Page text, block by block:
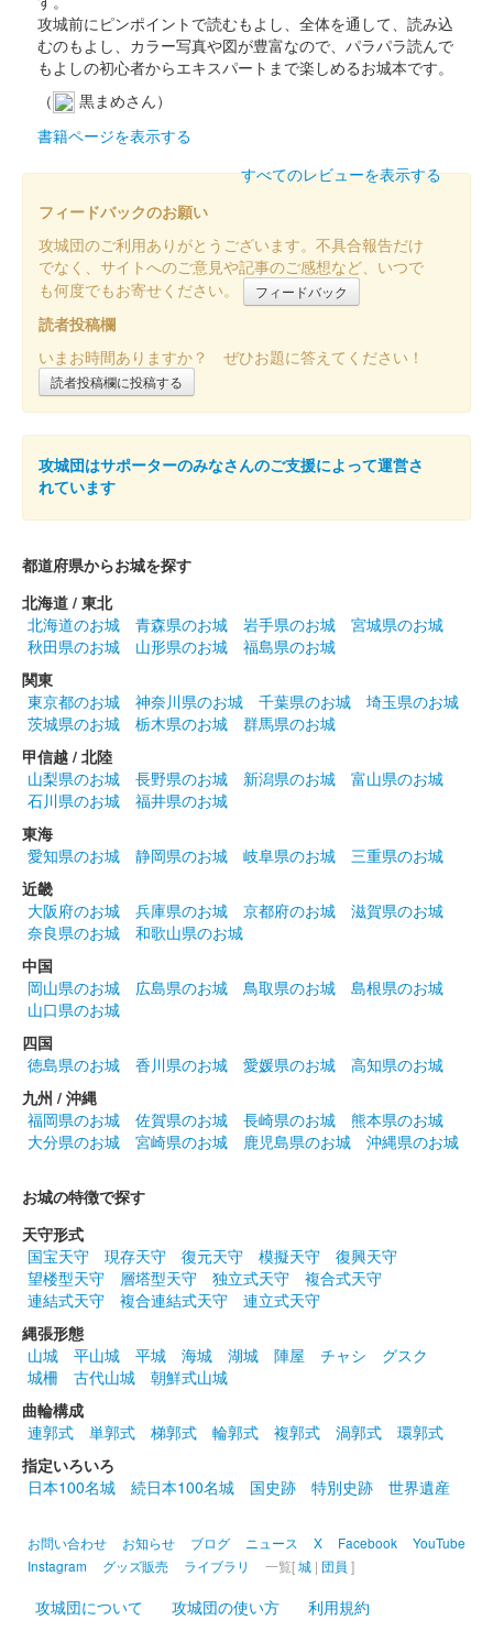
厩橋城（前橋城） 御城印 龍虎獅子争奪 北条
氏康公
2025年6月7、8日に開催された「群馬戦国御城印サミット
2025」にて販売。サミット終了後は前橋百貨にて販売。
前橋城 御城印 令和七年夏限定版
前橋城 御城印 前橋市立前橋高等学校書道部直書き版
販売終了
2025年6月7、8日に開催された「群馬戦国御城印サミット
2025」の前橋市立高等学校書道部のブースにて販売された御城
印。100枚限定
前橋城 御城印
販売終了
50枚限定
前橋城 御城印 前橋百貨リニューアルオープン記念限
定版 銀
販売終了
50枚限定
前橋城 御城印
前橋城 御城印 春限定城イラスト版
前橋城 御城印 春限定結城秀康版
前橋城 御城印
前橋城 御城印 ブックマンズアカデミー前橋店限定版
前橋城 御城印
販売終了
2024年12月21、22日に開催されたお城EXPO2024のいわつき武
者の倉〜関東友城集結の陣〜のブースにて販売された御城印。50
枚限定
厩橋城（前橋城） 御城印
お城EXPO 2024限
定版
販売終了
攻城前にピンポイントで読むもよし、全体を通して、読み込
むのもよし、カラー写真や図が豊富なので、パラパラ読んで
もよしの初心者からエキスパートまで楽しめるお城本です。
（
黒まめさん）
書籍ページを表示する
すべてのレビューを表示する
フィードバックのお願い
攻城団のご利用ありがとうございます。不具合報告だけ
でなく、サイトへのご意見や記事のご感想など、いつで
も何度でもお寄せください。
フィードバック
読者投稿欄
いまお時間ありますか？ ぜひお題に答えてください！
読者投稿欄に投稿する
攻城団はサポーターのみなさんのご支援によって運営さ
れています
都道府県からお城を探す
北海道 / 東北
北海道のお城
青森県のお城 岩手県のお城
宮城県のお城
秋田県のお城
山形県のお城
福島県のお城
関東
東京都のお城
神奈川県のお城 千葉県のお城
埼玉県のお城
茨城県のお城
栃木県のお城
群馬県のお城
甲信越 / 北陸
山梨県のお城
長野県のお城 新潟県のお城
富山県のお城
石川県のお城
福井県のお城
東海
愛知県のお城
静岡県のお城 岐阜県のお城
三重県のお城
近畿
大阪府のお城
兵庫県のお城 京都府のお城
滋賀県のお城
奈良県のお城
和歌山県のお城
中国
岡山県のお城
広島県のお城 鳥取県のお城
島根県のお城
山口県のお城
四国
徳島県のお城
香川県のお城 愛媛県のお城
高知県のお城
九州 / 沖縄
福岡県のお城
佐賀県のお城 長崎県のお城
熊本県のお城
大分県のお城
宮崎県のお城 鹿児島県のお城 沖縄県のお城
お城の特徴で探す
天守形式
国宝天守
現存天守 復元天守 模擬天守
復興天守
望楼型天守
層塔型天守 独立式天守
複合式天守
連結式天守
複合連結式天守
連立式天守
縄張形態
山城
平山城 平城 海城 湖城 陣屋 チャシ
グスク
城柵
古代山城
朝鮮式山城
曲輪構成
連郭式
単郭式 梯郭式 輪郭式 複郭式 渦郭式
環郭式
指定いろいろ
日本100名城
続日本100名城 国史跡 特別史跡 世界遺産
お問い合わせ お知らせ ブログ ニュース X Facebook
YouTube
Instagram
グッズ販売 ライブラリ 一覧[城 | 団員 ]
攻城団について 攻城団の使い方
利用規約